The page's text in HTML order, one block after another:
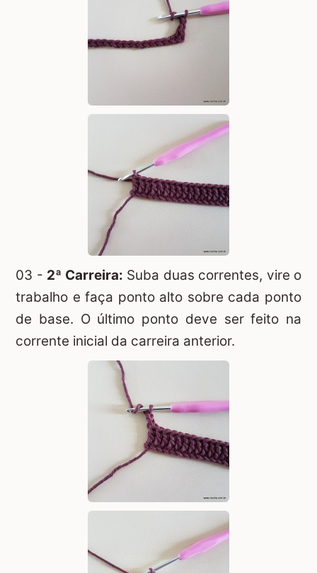
03 - 2ª Carreira: Suba duas correntes, vire o
trabalho e faça ponto alto sobre cada ponto
de base. O último ponto deve ser feito na
corrente inicial da carreira anterior.